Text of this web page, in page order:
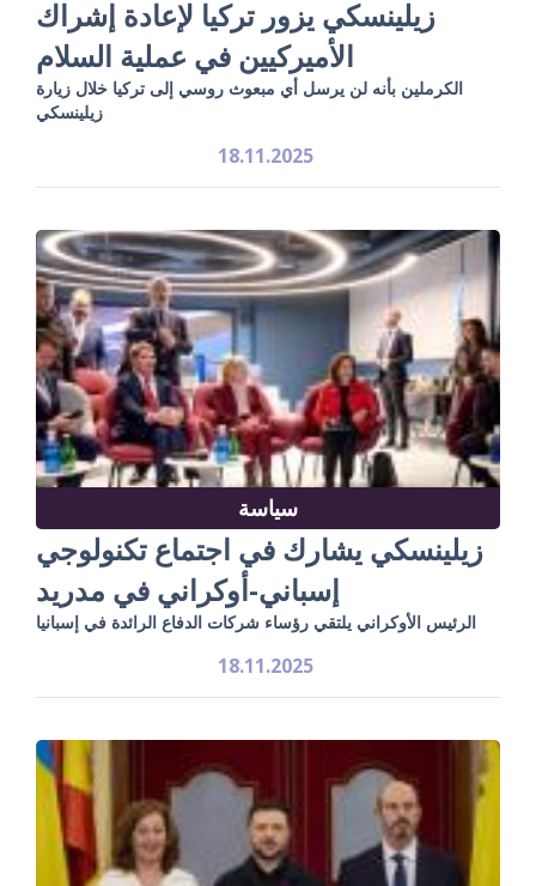
زيلينسكي يزور تركيا لإعادة إشراك
الأميركيين في عملية السلام
الكرملين بأنه لن يرسل أي مبعوث روسي إلى تركيا خلال زيارة
زيلينسكي
18.11.2025
سياسة
زيلينسكي يشارك في اجتماع تكنولوجي
إسباني-أوكراني في مدريد
الرئيس الأوكراني يلتقي رؤساء شركات الدفاع الرائدة في إسبانيا
18.11.2025